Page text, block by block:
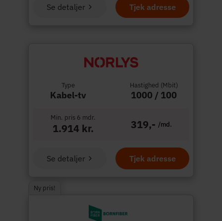
Tjek adresse
Se detaljer
Type
Kabel-tv
Hastighed (Mbit)
1000 / 100
Min. pris 6 mdr.
1.914 kr. 319,- /md.
Tjek adresse
Se detaljer
Ny pris!